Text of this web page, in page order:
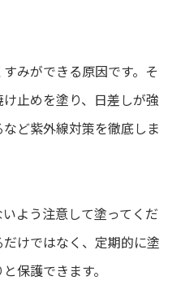
みができる原因です。そ
止めを塗り、日差しが強
ど紫外線対策を徹底しま
よう注意して塗ってくだ
けではなく、定期的に塗
保護できます。